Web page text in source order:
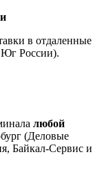
в отдаленные
России).
любой
(Деловые
Байкал-Сервис и